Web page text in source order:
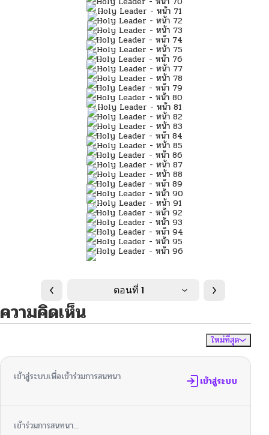
ตอนที่ 1
ความคิดเห็น
ใหม่ที่สุด
เข้าสู่ระบบเพื่อเข้าร่วมการสนทนา เข้าสู่ระบบ
เข้าร่วมการสนทนา...